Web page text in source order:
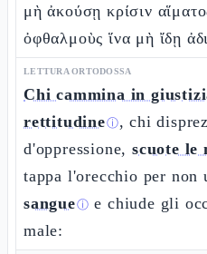
μὴ ἀκούσῃ κρίσιν
ὀφθαλμοὺς ἵνα μὴ ἴδῃ
LETTURA ORTODOSSA
Chi cammina in
rettitudineⓘ, chi
d'oppressione,scuote le
tappa l'orecchio per non
sangueⓘ e chiude gli
male: